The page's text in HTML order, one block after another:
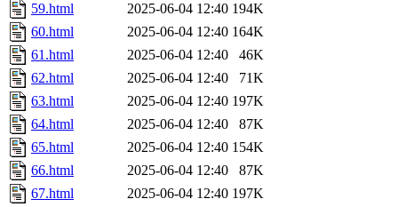
59.html
2025-06-04 12:40 194K
60.html
2025-06-04 12:40 164K
61.html
2025-06-04 12:40
46K
62.html
2025-06-04 12:40
71K
63.html
2025-06-04 12:40 197K
64.html
2025-06-04 12:40
87K
65.html
2025-06-04 12:40 154K
66.html
2025-06-04 12:40
87K
67.html
2025-06-04 12:40 197K